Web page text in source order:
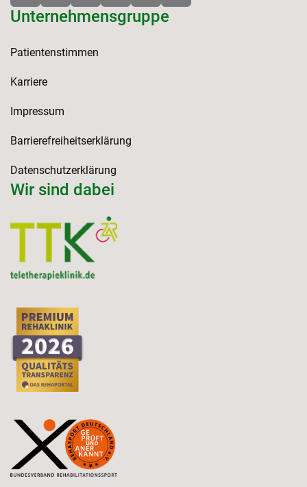
Unternehmensgruppe
Patientenstimmen
Karriere
Impressum
Barrierefreiheitserklärung
Datenschutzerklärung
Wir sind dabei